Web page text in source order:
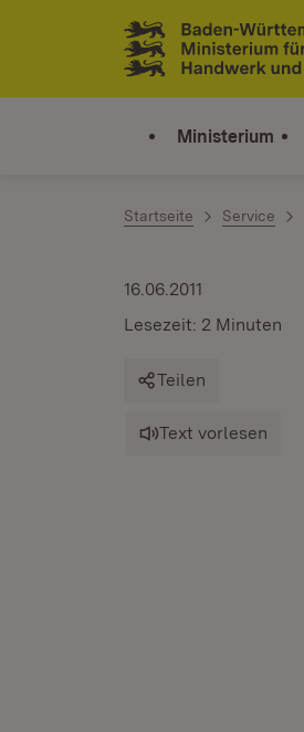
Zum Inhalt springen
Link zur Startseite
Ministerium
Startseite Service
16.06.2011
Lesezeit: 2 Minuten
Teilen
Text vorlesen